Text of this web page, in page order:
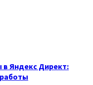
в Яндекс Директ: